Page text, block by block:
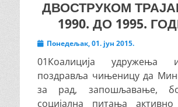
ДВОСТРУКОМ
1990. ДО 1995.
PostedПонедељак, 01. јун 2015.
01Коалиција удружења
поздравља чињеницу да
за рад, запошљавање,
социјaлна питања